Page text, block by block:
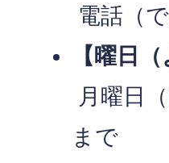
電話（
【曜日
月曜日
まで